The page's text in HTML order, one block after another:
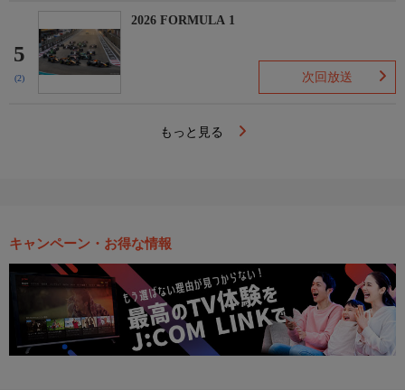
5
(2)
2026 FORMULA 1
次回放送
もっと見る
キャンペーン・お得な情報